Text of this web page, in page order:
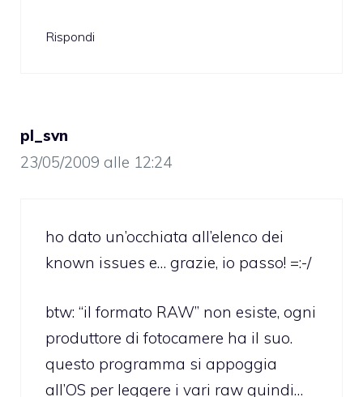
Rispondi
pl_svn
23/05/2009 alle 12:24
ho dato un’occhiata all’elenco dei
known issues e… grazie, io passo! =:-/
btw: “il formato RAW” non esiste, ogni
produttore di fotocamere ha il suo.
questo programma si appoggia
all’OS per leggere i vari raw quindi…